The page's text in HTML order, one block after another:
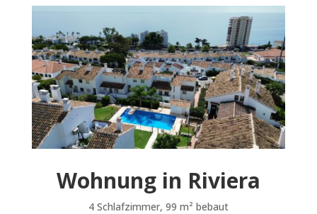
Wohnung in Riviera
4 Schlafzimmer, 99 m² bebaut